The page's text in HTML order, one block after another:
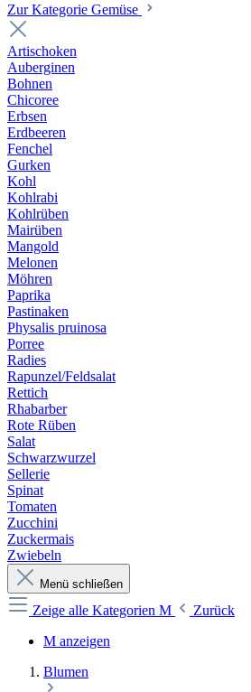
Zur Kategorie Gemüse
Artischoken
Auberginen
Bohnen
Chicoree
Erbsen
Erdbeeren
Fenchel
Gurken
Kohl
Kohlrabi
Kohlrüben
Mairüben
Mangold
Melonen
Möhren
Paprika
Pastinaken
Physalis pruinosa
Porree
Radies
Rapunzel/Feldsalat
Rettich
Rhabarber
Rote Rüben
Salat
Schwarzwurzel
Sellerie
Spinat
Tomaten
Zucchini
Zuckermais
Zwiebeln
Menü schließen
Zeige alle Kategorien M
Zurück
M anzeigen
Blumen